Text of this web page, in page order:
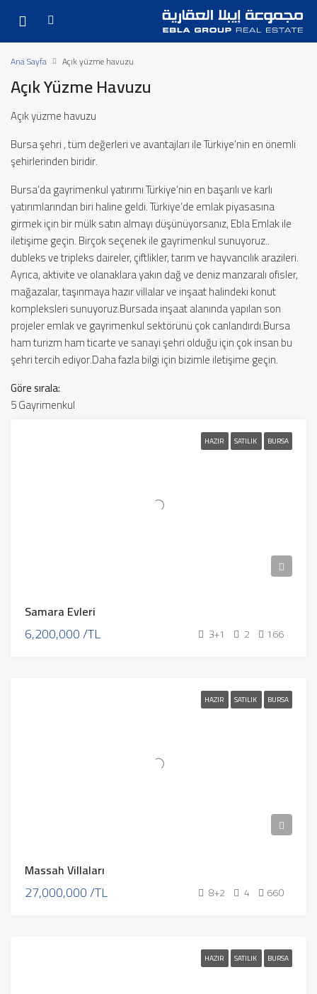
Ana Sayfa Açık yüzme havuzu
Açık Yüzme Havuzu
Açık yüzme havuzu
Bursa şehri , tüm değerleri ve avantajları ile Türkiye’nin en önemli
şehirlerinden biridir.
Bursa’da gayrimenkul yatırımı Türkiye’nin en başarılı ve karlı
yatırımlarından biri haline geldi. Türkiye’de emlak piyasasına
girmek için bir mülk satın almayı düşünüyorsanız, Ebla Emlak ile
iletişime geçin. Birçok seçenek ile gayrimenkul sunuyoruz..
dubleks ve tripleks daireler, çiftlikler, tarım ve hayvancılık arazileri.
Ayrıca, aktivite ve olanaklara yakın dağ ve deniz manzaralı ofisler,
mağazalar, taşınmaya hazır villalar ve inşaat halindeki konut
kompleksleri sunuyoruz.Bursada inşaat alanında yapılan son
projeler emlak ve gayrimenkul sektörünü çok canlandırdı.Bursa
ham turizm ham ticarte ve sanayi şehri olduğu için çok insan bu
şehri tercih ediyor.Daha fazla bilgi için bizimle iletişime geçin.
5 Gayrimenkul
Göre sırala:
HAZIR SATILIK BURSA
Samara Evleri
6,200,000 /TL 3+1 2 166
HAZIR SATILIK BURSA
Massah Villaları
27,000,000 /TL 8+2 4 660
HAZIR SATILIK BURSA